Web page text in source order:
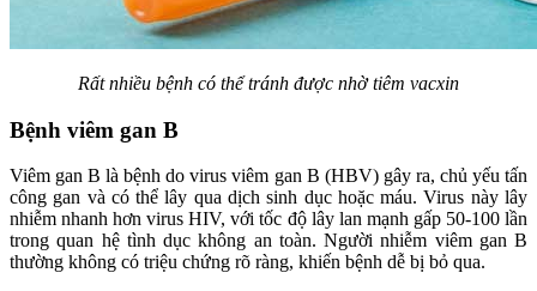
Rất nhiều bệnh có thể tránh được nhờ tiêm vacxin
Bệnh viêm gan B
Viêm gan B là bệnh do virus viêm gan B (HBV) gây ra, chủ yếu tấn
công gan và có thể lây qua dịch sinh dục hoặc máu. Virus này lây
nhiễm nhanh hơn virus HIV, với tốc độ lây lan mạnh gấp 50-100 lần
trong quan hệ tình dục không an toàn. Người nhiễm viêm gan B
thường không có triệu chứng rõ ràng, khiến bệnh dễ bị bỏ qua.